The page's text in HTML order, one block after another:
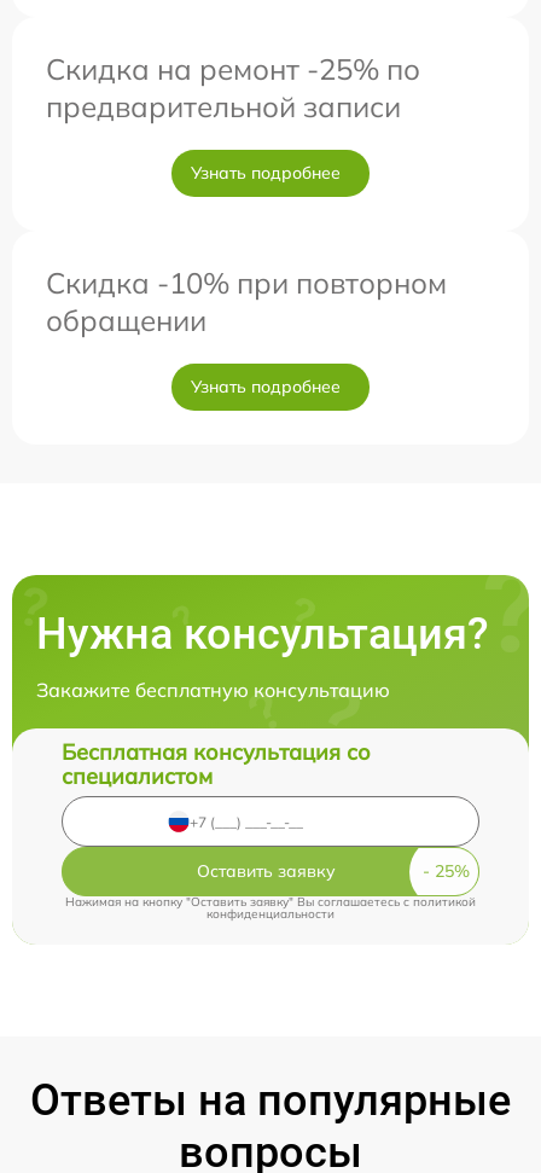
Скидка на ремонт -25% по
предварительной записи
Узнать подробнее
Скидка -10% при повторном
обращении
Узнать подробнее
Нужна консультация?
Закажите бесплатную консультацию
Бесплатная консультация со
специалистом
Оставить заявку
Нажимая на кнопку "Оставить заявку" Вы соглашаетесь cполитикой
конфиденциальности
Ответы на популярные
вопросы